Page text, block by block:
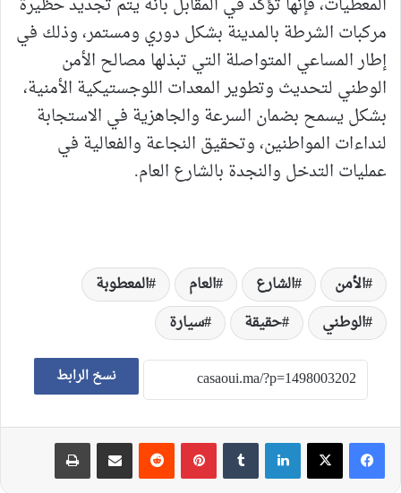
مركبات الشرطة بالمدينة بشكل دوري ومستمر، وذلك في
إطار المساعي المتواصلة التي تبذلها مصالح الأمن
الوطني لتحديث وتطوير المعدات اللوجستيكية الأمنية،
بشكل يسمح بضمان السرعة والجاهزية في الاستجابة
لنداءات المواطنين، وتحقيق النجاعة والفعالية في
عمليات التدخل والنجدة بالشارع العام.
الأمن الشارع العام
المعطوبة
الوطني
حقيقة سيارة
نسخ الرابط
لينكدإن بينتيريست